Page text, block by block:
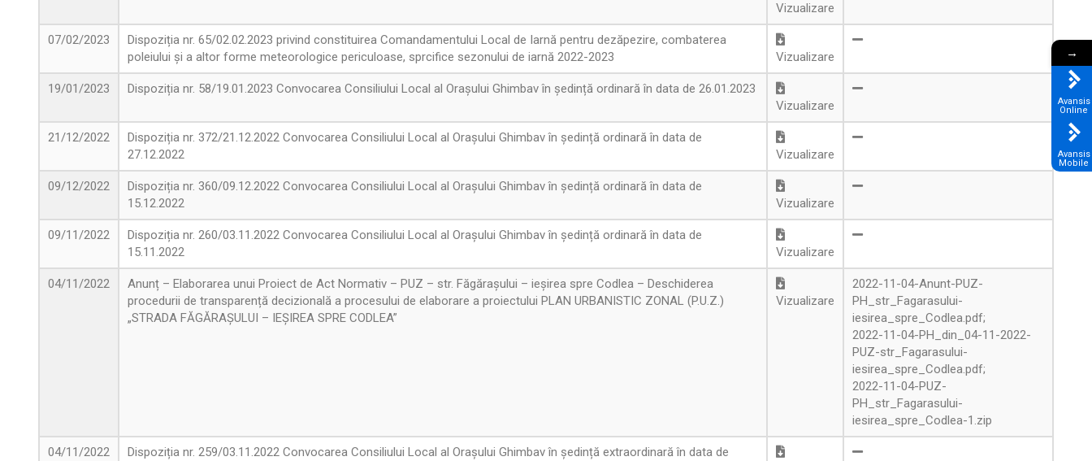
Vizualizare
07/02/2023
Dispoziția nr. 65/02.02.2023 privind constituirea Comandamentului Local de Iarnă pentru dezăpezire, combaterea
poleiului și a altor forme meteorologice periculoase, sprcifice sezonului de iarnă 2022-2023
Vizualizare
19/01/2023
Dispoziția nr. 58/19.01.2023 Convocarea Consiliului Local al Orașului Ghimbav în ședință ordinară în data de 26.01.2023
Vizualizare
21/12/2022
Dispoziția nr. 372/21.12.2022 Convocarea Consiliului Local al Orașului Ghimbav în ședință ordinară în data de
27.12.2022
Vizualizare
09/12/2022
Dispoziția nr. 360/09.12.2022 Convocarea Consiliului Local al Orașului Ghimbav în ședință ordinară în data de
15.12.2022
Vizualizare
09/11/2022
Dispoziția nr. 260/03.11.2022 Convocarea Consiliului Local al Orașului Ghimbav în ședință ordinară în data de
15.11.2022
Vizualizare
04/11/2022
Anunț – Elaborarea unui Proiect de Act Normativ – PUZ – str. Făgărașului – ieșirea spre Codlea – Deschiderea
procedurii de transparență decizională a procesului de elaborare a proiectului PLAN URBANISTIC ZONAL (P.U.Z.)
„STRADA FĂGĂRAȘULUI – IEȘIREA SPRE CODLEA”
Vizualizare
2022-11-04-Anunt-PUZ-
PH_str_Fagarasului-
iesirea_spre_Codlea.pdf;
2022-11-04-PH_din_04-11-2022-
PUZ-str_Fagarasului-
iesirea_spre_Codlea.pdf;
2022-11-04-PUZ-
PH_str_Fagarasului-
iesirea_spre_Codlea-1.zip
04/11/2022
Dispoziția nr. 259/03.11.2022 Convocarea Consiliului Local al Orașului Ghimbav în ședință extraordinară în data de
→
Avansis
Online
Avansis
Mobile